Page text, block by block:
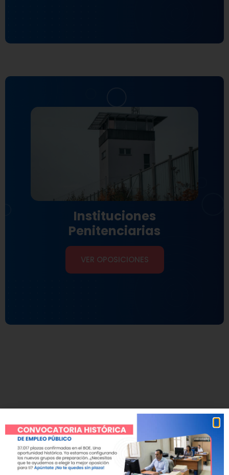
Instituciones
Penitenciarias
VER OPOSICIONES
ACADEMIA CECA
La mejor academia de Jaén